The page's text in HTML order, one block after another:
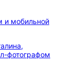
и мобильной
фотографом